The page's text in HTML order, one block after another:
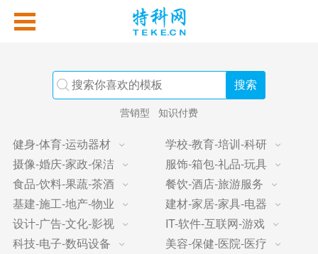
营销型 知识付费
健身-体育-运动器材
学校-教育-培训-科研
摄像-婚庆-家政-保洁
服饰-箱包-礼品-玩具
食品-饮料-果蔬-茶酒
餐饮-酒店-旅游服务
基建-施工-地产-物业
建材-家居-家具-电器
设计-广告-文化-影视
IT-软件-互联网-游戏
科技-电子-数码设备
美容-保健-医院-医疗